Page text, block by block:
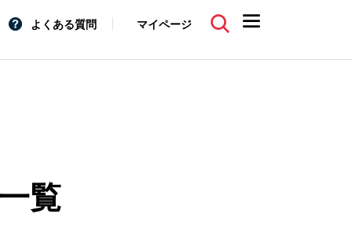
よくある質問 マイページ
覧